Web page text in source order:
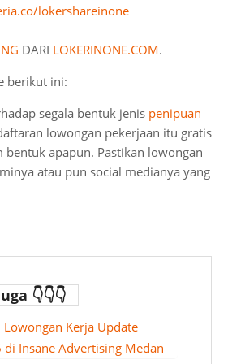
lokershareinone
DARI LOKERINONE.COM.
berikut ini:
segala bentuk jenis penipuan
lowongan pekerjaan itu gratis
bentuk apapun. Pastikan lowongan
atau pun social medianya yang
👇👇👇
Kerja Update
di Insane Advertising Medan